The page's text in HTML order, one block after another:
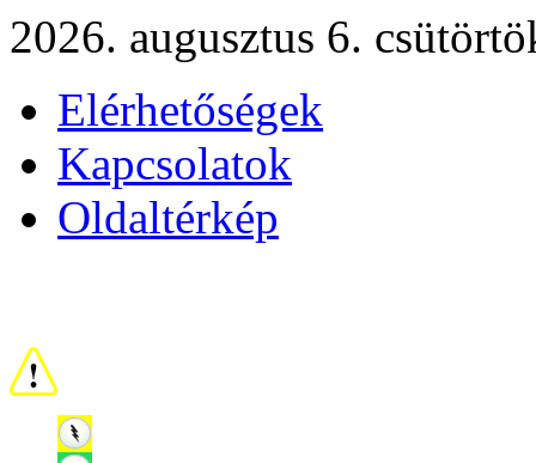
2026. augusztus 6.
Elérhetőségek
Kapcsolatok
Oldaltérkép